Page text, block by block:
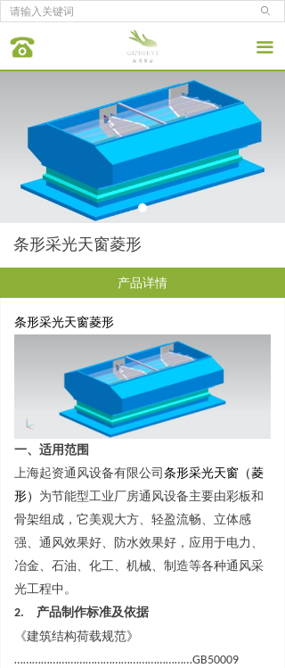
ꄙ
끀
产品详情
条形采光天窗菱形
一、适用范围
上海起资通风设备有限公司 条形采光天窗 （菱
形） 为节能型工业厂房通风设备主要由彩板和
骨架组成，它美观大方、轻盈流畅、立体感
强、通风效果好、防水效果好，应用于电力、
冶金、石油、化工、机械、制造等各种通风采
光工程中 。
2.
产品制作标准及依据
《建筑结构荷载规范》
……………………………………………………GB50009
条形采光天窗菱形